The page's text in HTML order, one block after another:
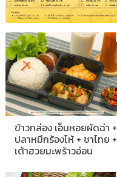
ข้าวกล่อง เอ็นหอยผัดฉ่า +
ปลาหมึกร้องไห้ + ชาไทย +
เต้าฮวยมะพร้าวอ่อน